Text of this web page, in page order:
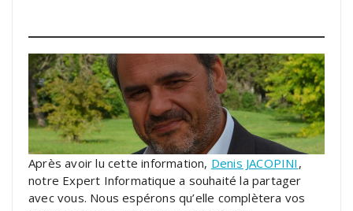
Après avoir lu cette information, Denis JACOPINI ,
notre Expert Informatique a souhaité la partager
avec vous. Nous espérons qu’elle complètera vos